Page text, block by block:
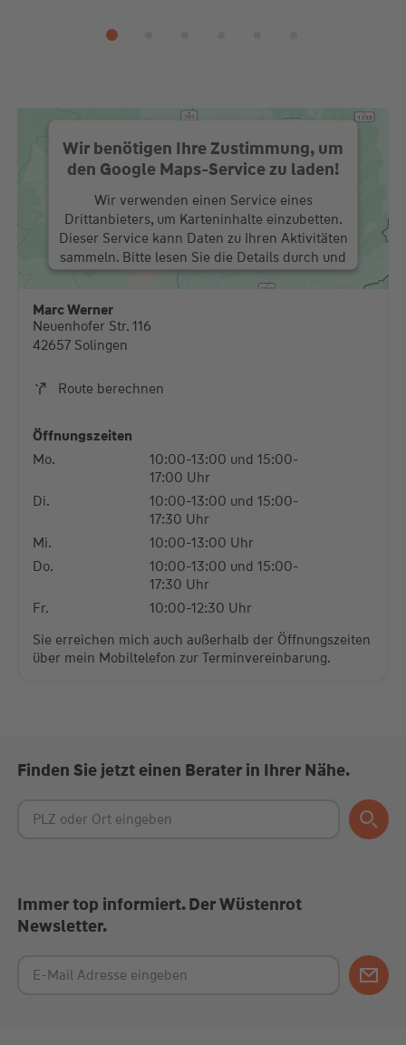
Wir benötigen Ihre Zustimmung, um
den Google Maps-Service zu laden!
Wir verwenden einen Service eines
Drittanbieters, um Karteninhalte einzubetten.
Dieser Service kann Daten zu Ihren Aktivitäten
sammeln. Bitte lesen Sie die Details durch und
stimmen Sie der Nutzung des Service zu, um
diese Karte anzuzeigen.
Mehr Informationen
Marc Werner
Neuenhofer Str. 116
42657 Solingen
Route berechnen
Öffnungszeiten
Mo.
10:00-13:00 und 15:00-
17:00 Uhr
Di.
10:00-13:00 und 15:00-
17:30 Uhr
Mi.
10:00-13:00 Uhr
Do.
10:00-13:00 und 15:00-
17:30 Uhr
Fr.
10:00-12:30 Uhr
Sie erreichen mich auch außerhalb der Öffnungszeiten
über mein Mobiltelefon zur Terminvereinbarung.
Finden Sie jetzt einen Berater in Ihrer Nähe.
Immer top informiert. Der Wüstenrot
Newsletter.